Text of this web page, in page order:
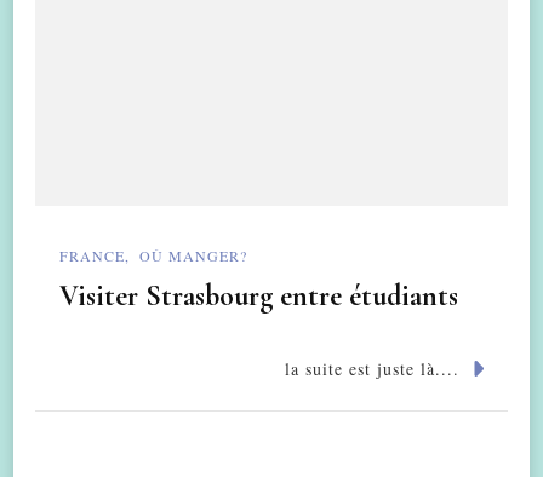
FRANCE OÙ MANGER?
Visiter Strasbourg entre étudiants
la suite est juste là....